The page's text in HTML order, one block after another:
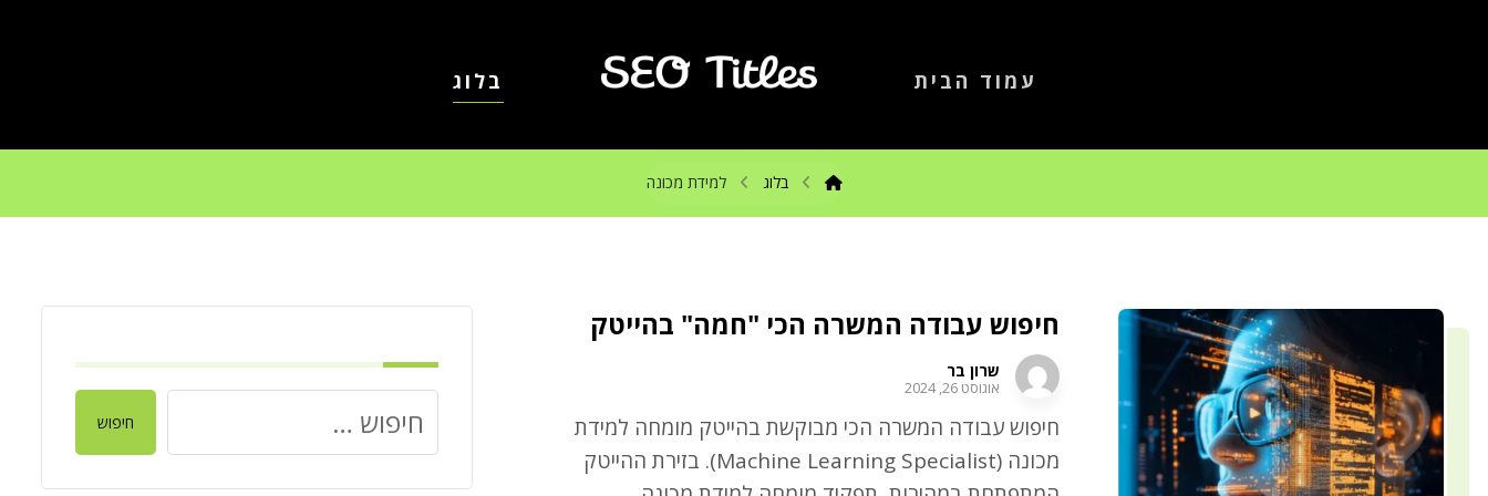
בלוג עמוד הבית
בלוג למידת מכונה
חיפוש עבודה המשרה הכי "חמה" בהייטק
שרון בר
אוגוסט 26, 2024
חיפוש עבודה המשרה הכי מבוקשת בהייטק מומחה למידת
מכונה (Machine Learning Specialist). בזירת ההייטק
חיפוש